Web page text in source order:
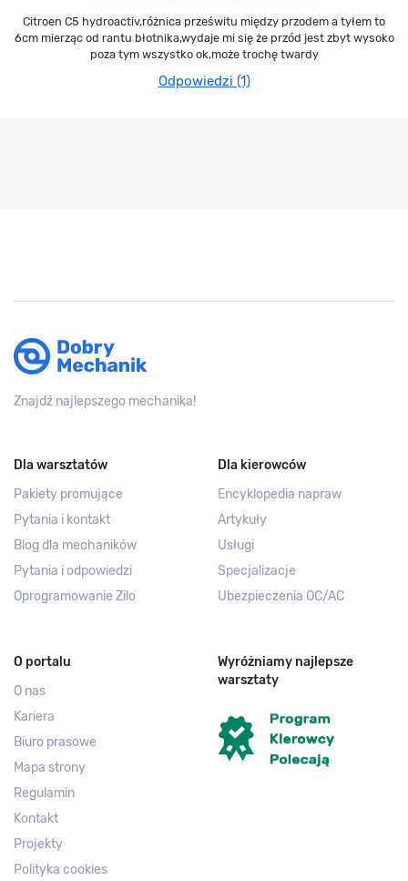
Citroen C5 hydroactiv,różnica prześwitu między przodem a tyłem to
6cm mierząc od rantu błotnika,wydaje mi się że przód jest zbyt wysoko
poza tym wszystko ok,może trochę twardy
Odpowiedzi (1)
Znajdź najlepszego mechanika!
Dla warsztatów
Pakiety promujące
Pytania i kontakt
Blog dla mechaników
Pytania i odpowiedzi
Oprogramowanie Zilo
Dla kierowców
Encyklopedia napraw
Artykuły
Usługi
Specjalizacje
Ubezpieczenia OC/AC
O portalu
O nas
Kariera
Biuro prasowe
Mapa strony
Regulamin
Kontakt
Projekty
Polityka cookies
Wyróżniamy najlepsze
warsztaty